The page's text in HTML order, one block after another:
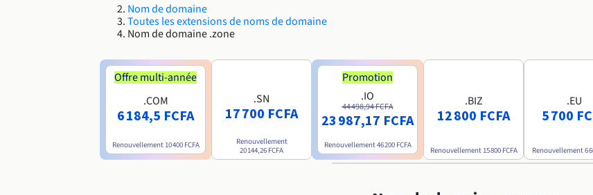
Nom de domaine
Toutes les extensions de noms de domaine
Nom de domaine .zone
Offre multi-année
.COM
6 184,5 FCFA
Renouvellement 10 400 FCFA
.SN
17 700 FCFA
Renouvellement
20 144,26 FCFA
Promotion
.IO
44 498,94 FCFA
23 987,17 FCFA
Renouvellement46 200 FCFA
.BIZ
12 800 FCFA
Renouvellement 15 800 FCFA
.EU
5 700
Renouvellement6